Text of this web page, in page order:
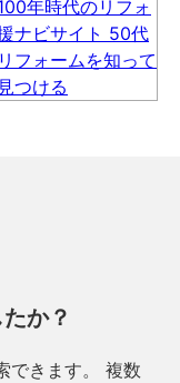
か？
できます。 複数